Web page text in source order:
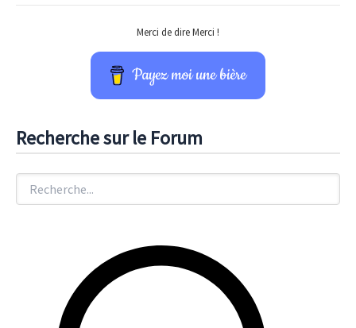
Merci de dire Merci !
Payez moi une bière
Recherche sur le Forum